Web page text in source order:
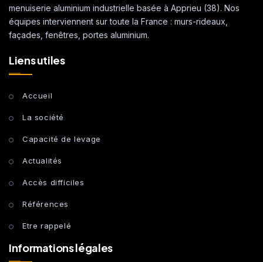
menuiserie aluminium industrielle basée à Apprieu (38). Nos
équipes interviennent sur toute la France : murs-rideaux,
façades, fenêtres, portes aluminium.
Liens utiles
Accueil
La société
Capacité de levage
Actualités
Accès difficiles
Références
Etre rappelé
Informations légales